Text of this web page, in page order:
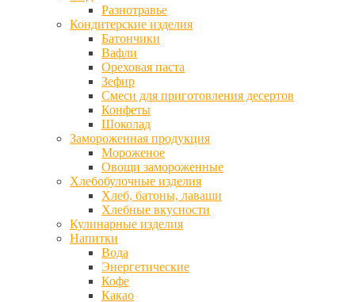
Разнотравье
Кондитерские изделия
Батончики
Вафли
Ореховая паста
Зефир
Смеси для приготовления десертов
Конфеты
Шоколад
Замороженная продукция
Мороженое
Овощи замороженные
Хлебобулочные изделия
Хлеб, батоны, лаваши
Хлебные вкусности
Кулинарные изделия
Напитки
Вода
Энергетические
Кофе
Какао